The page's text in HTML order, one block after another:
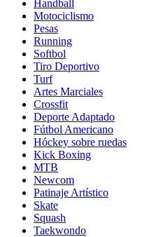
Handball
Motociclismo
Pesas
Running
Softbol
Tiro Deportivo
Turf
Artes Marciales
Crossfit
Deporte Adaptado
Fútbol Americano
Hóckey sobre ruedas
Kick Boxing
MTB
Newcom
Patinaje Artístico
Skate
Squash
Taekwondo